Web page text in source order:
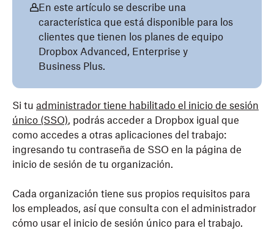
En este artículo se describe una
característica que está disponible para los
clientes que tienen los planes de equipo
Dropbox Advanced, Enterprise y
Business Plus.
Si tu administrador tiene habilitado el inicio de sesión
único (SSO), podrás acceder a Dropbox igual que
como accedes a otras aplicaciones del trabajo:
ingresando tu contraseña de SSO en la página de
inicio de sesión de tu organización.
Cada organización tiene sus propios requisitos para
los empleados, así que consulta con el administrador
cómo usar el inicio de sesión único para el trabajo.